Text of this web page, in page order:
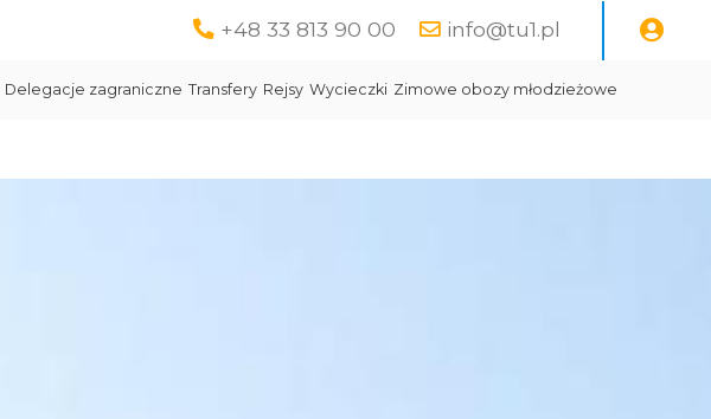
+48 33 813 90 00 info@tu1.pl
Delegacje zagraniczne Transfery Rejsy Wycieczki Zimowe obozy młodzieżowe